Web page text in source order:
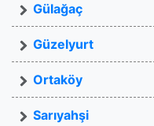
Gülağaç
Güzelyurt
Ortaköy
Sarıyahşi